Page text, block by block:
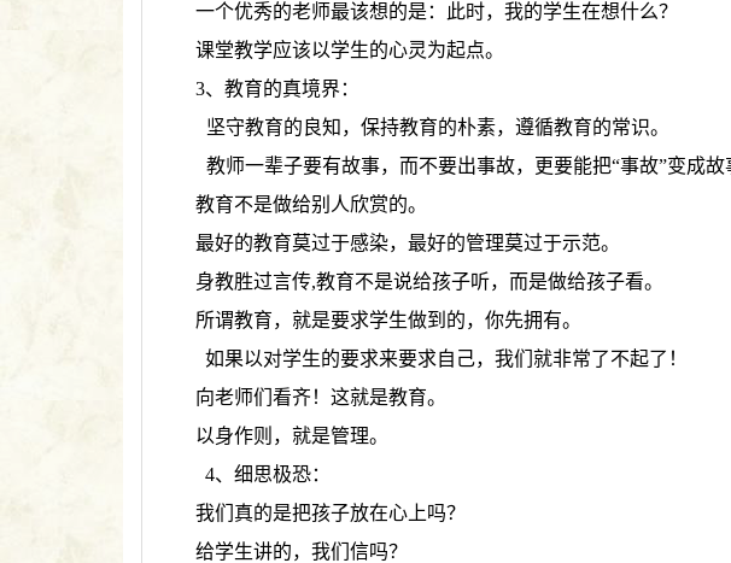
一个优秀的老师最该想的是：此时，我的学生在想什么？
课堂教学应该以学生的心灵为起点。
3、教育的真境界：
坚守教育的良知，保持教育的朴素，遵循教育的常识。
教师一辈子要有故事，而不要出事故，更要能把“事故”变成故
教育不是做给别人欣赏的。
最好的教育莫过于感染，最好的管理莫过于示范。
身教胜过言传,教育不是说给孩子听，而是做给孩子看。
所谓教育，就是要求学生做到的，你先拥有。
如果以对学生的要求来要求自己，我们就非常了不起了！
向老师们看齐！这就是教育。
以身作则，就是管理。
4、细思极恐：
我们真的是把孩子放在心上吗？
给学生讲的，我们信吗？